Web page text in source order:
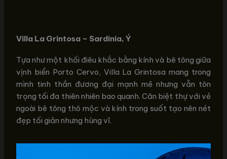
Villa La Grintosa – Sardinia, Ý
Tựa như một khối điêu khắc bằng kính và bê tông giữa
vịnh biển Porto Cervo, Villa La Grintosa mang trong
mình tinh thần đương đại mạnh mẽ nhưng vẫn tôn
trọng tối đa thiên nhiên bao quanh. Căn biệt thự với vẻ
ngoài bê tông thô mộc và kính trong suốt tạo nên nét
đẹp tối giản nhưng hùng vĩ.